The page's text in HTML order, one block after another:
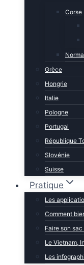
Corse
Grèce
Hongrie
Italie
Pologne
Portugal
République
Slovénie
Suisse
Pratique
Les
Comment
Faire son
Le Vietnam,
Les